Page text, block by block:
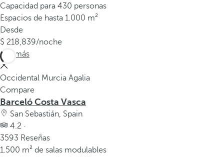
Capacidad para 430 personas
Espacios de hasta 1.000 m²
Desde
218,839/noche
Ver más
Occidental Murcia Agalia
Compare
Barceló Costa Vasca
San Sebastián, Spain
4.2 ·
3593 Reseñas
1.500 m² de salas modulables